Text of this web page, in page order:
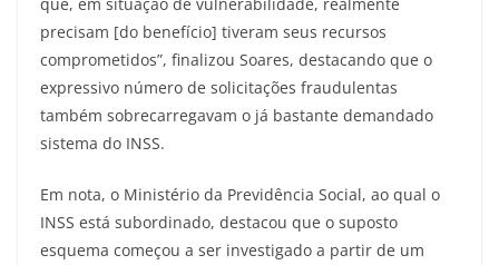
precisam [do benefício] tiveram seus recursos
comprometidos”, finalizou Soares, destacando que o
expressivo número de solicitações fraudulentas
também sobrecarregavam o já bastante demandado
sistema do INSS.
Em nota, o Ministério da Previdência Social, ao qual o
INSS está subordinado, destacou que o suposto
esquema começou a ser investigado a partir de um